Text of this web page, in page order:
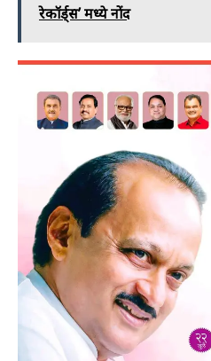
रेकॉर्ड्स’ मध्ये नोंद